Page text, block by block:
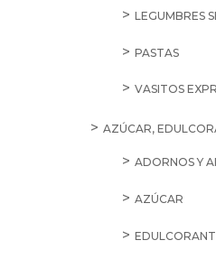
LEGUMBRES
PASTAS
VASITOS
AZÚCAR,
ADORNOS Y
AZÚCAR